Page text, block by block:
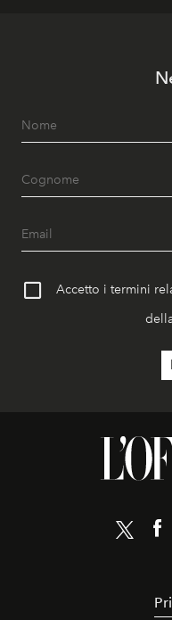
Accetto i termini